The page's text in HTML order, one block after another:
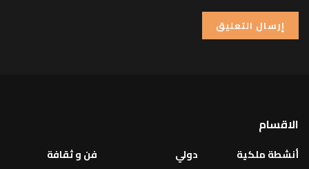
الاقسام
أنشطة ملكية
دولي
فن و ثقافة